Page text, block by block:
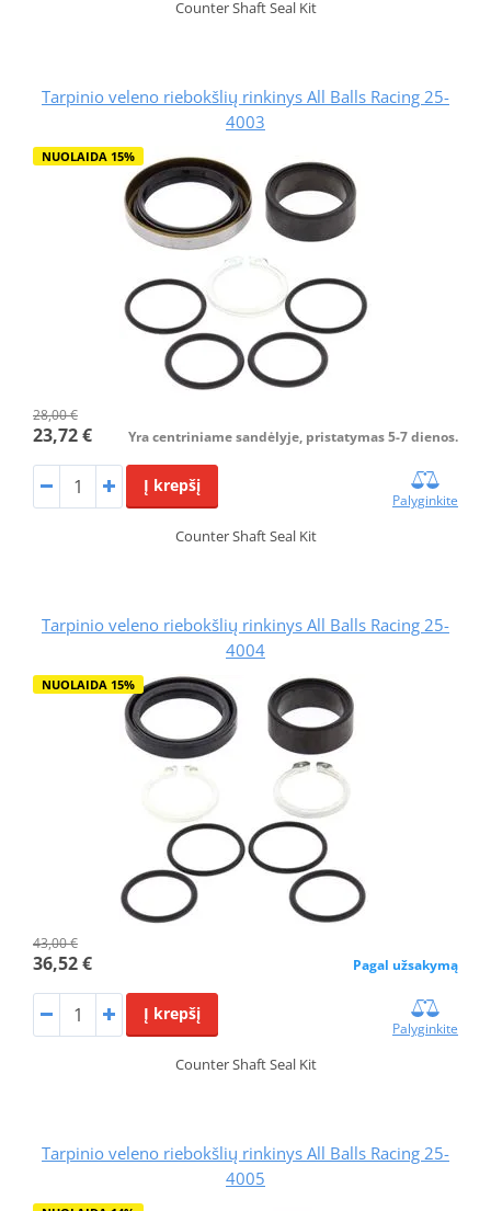
Counter Shaft Seal Kit
Tarpinio veleno riebokšlių rinkinys All Balls Racing 25-
4003
NUOLAIDA 15%
28,00 €
23,72 € Yra centriniame sandėlyje, pristatymas 5-7 dienos.
Į krepšį
Palyginkite
Counter Shaft Seal Kit
Tarpinio veleno riebokšlių rinkinys All Balls Racing 25-
4004
NUOLAIDA 15%
43,00 €
36,52 € Pagal užsakymą
Į krepšį
Palyginkite
Counter Shaft Seal Kit
Tarpinio veleno riebokšlių rinkinys All Balls Racing 25-
4005